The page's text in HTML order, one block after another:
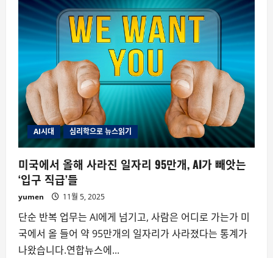
AI시대 심리학으로 뉴스읽기
미국에서 올해 사라진 일자리 95만개, AI가 빼앗는
‘입구 직급’들
yumen 11월 5, 2025
단순 반복 업무는 AI에게 넘기고, 사람은 어디로 가는가 미
국에서 올 들어 약 95만개의 일자리가 사라졌다는 통계가
나왔습니다.연합뉴스에...